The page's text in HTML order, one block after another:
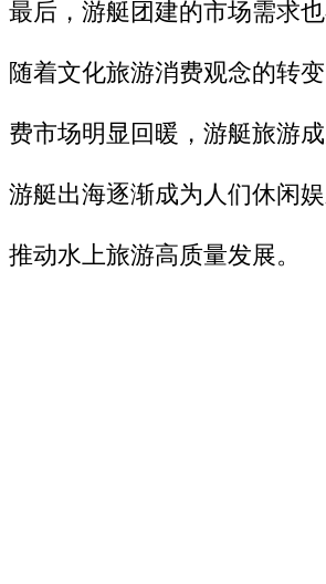
最后，游艇团建的市场需求也
随着文化旅游消费观念的转
费市场明显回暖，游艇旅游成
游艇出海逐渐成为人们休闲
推动水上旅游高质量发展‌。